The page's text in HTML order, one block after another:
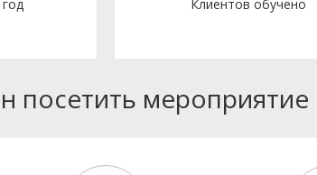
Клиентов обучено
посетить мероприятие